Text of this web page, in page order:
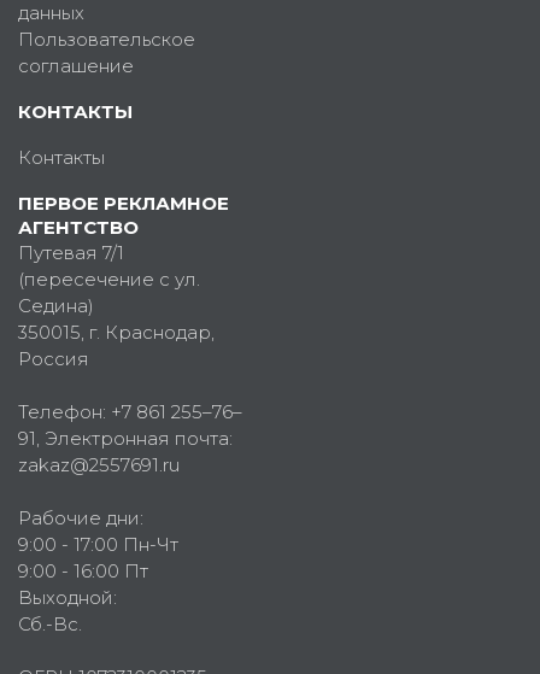
данных
Пользовательское
соглашение
КОНТАКТЫ
Контакты
ПЕРВОЕ РЕКЛАМНОЕ
АГЕНТСТВО
Путевая 7/1
(пересечение с ул.
Седина)
350015, г. Краснодар,
Россия
Телефон: +7 861 255–76–
91, Электронная почта:
zakaz@2557691.ru
Рабочие дни:
9:00 - 17:00 Пн-Чт
9:00 - 16:00 Пт
Выходной:
Сб.-Вс.